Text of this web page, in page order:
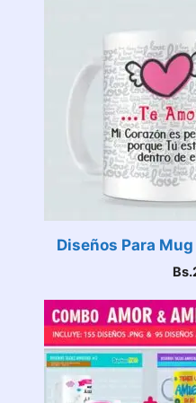
Diseños Para
Bs.